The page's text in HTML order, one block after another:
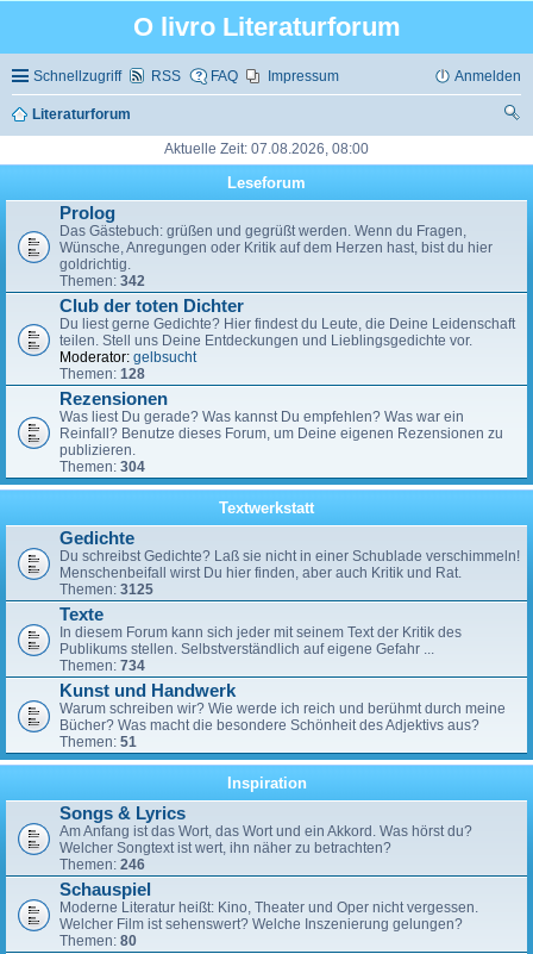
O livro Literaturforum
Schnellzugriff RSS FAQ Impressum Anmelden
Literaturforum
Aktuelle Zeit: 07.08.2026, 08:00
Leseforum
Prolog
Das Gästebuch: grüßen und gegrüßt werden. Wenn du Fragen,
Wünsche, Anregungen oder Kritik auf dem Herzen hast, bist du hier
goldrichtig.
Themen: 342
Club der toten Dichter
Du liest gerne Gedichte? Hier findest du Leute, die Deine Leidenschaft
teilen. Stell uns Deine Entdeckungen und Lieblingsgedichte vor.
Moderator: gelbsucht
Themen: 128
Rezensionen
Was liest Du gerade? Was kannst Du empfehlen? Was war ein
Reinfall? Benutze dieses Forum, um Deine eigenen Rezensionen zu
publizieren.
Themen: 304
Textwerkstatt
Gedichte
Du schreibst Gedichte? Laß sie nicht in einer Schublade verschimmeln!
Menschenbeifall wirst Du hier finden, aber auch Kritik und Rat.
Themen: 3125
Texte
In diesem Forum kann sich jeder mit seinem Text der Kritik des
Publikums stellen. Selbstverständlich auf eigene Gefahr ...
Themen: 734
Kunst und Handwerk
Warum schreiben wir? Wie werde ich reich und berühmt durch meine
Bücher? Was macht die besondere Schönheit des Adjektivs aus?
Themen: 51
Inspiration
Songs & Lyrics
Am Anfang ist das Wort, das Wort und ein Akkord. Was hörst du?
Welcher Songtext ist wert, ihn näher zu betrachten?
Themen: 246
Schauspiel
Moderne Literatur heißt: Kino, Theater und Oper nicht vergessen.
Welcher Film ist sehenswert? Welche Inszenierung gelungen?
Themen: 80